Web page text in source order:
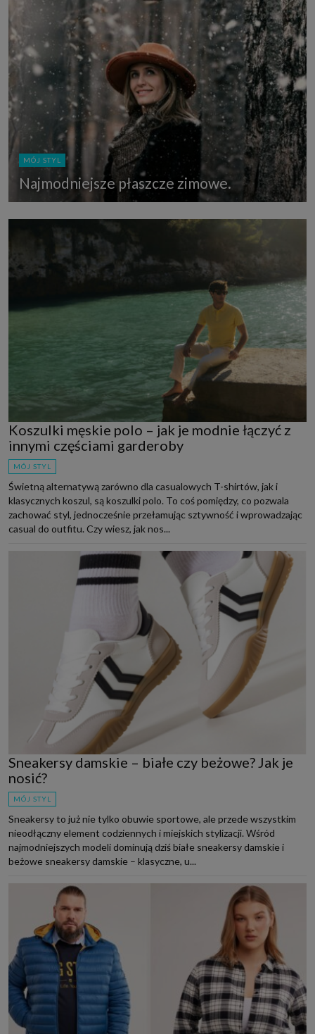
MÓJ STYL
Najmodniejsze płaszcze zimowe.
Koszulki męskie polo – jak je modnie łączyć z
innymi częściami garderoby
MÓJ STYL
Świetną alternatywą zarówno dla casualowych T-shirtów, jak i
klasycznych koszul, są koszulki polo. To coś pomiędzy, co pozwala
zachować styl, jednocześnie przełamując sztywność i wprowadzając
casual do outfitu. Czy wiesz, jak nos...
Sneakersy damskie – białe czy beżowe? Jak je
nosić?
MÓJ STYL
Sneakersy to już nie tylko obuwie sportowe, ale przede wszystkim
nieodłączny element codziennych i miejskich stylizacji. Wśród
najmodniejszych modeli dominują dziś białe sneakersy damskie i
beżowe sneakersy damskie – klasyczne, u...